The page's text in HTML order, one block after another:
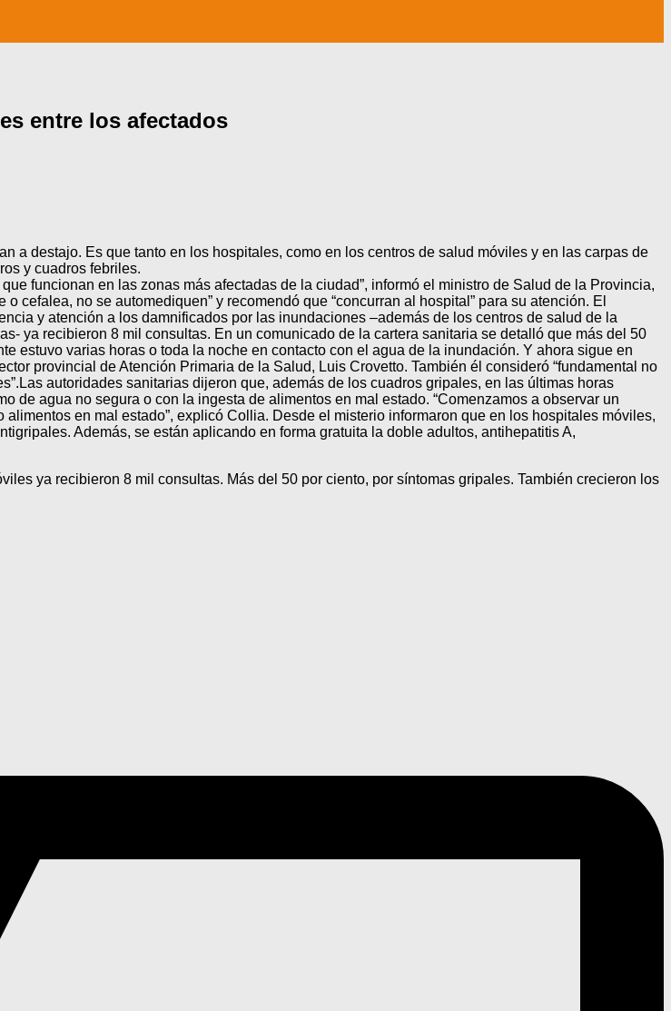
entre los afectados
a destajo. Es que tanto en los hospitales, como en los centros de salud móviles y en las carpas de
y cuadros febriles.
funcionan en las zonas más afectadas de la ciudad”, informó el ministro de Salud de la Provincia,
no se automediquen” y recomendó que “concurran al hospital” para su atención. El
y atención a los damnificados por las inundaciones –además de los centros de salud de la
ya recibieron 8 mil consultas. En un comunicado de la cartera sanitaria se detalló que más del 50
estuvo varias horas o toda la noche en contacto con el agua de la inundación. Y ahora sigue en
provincial de Atención Primaria de la Salud, Luis Crovetto. También él consideró “fundamental no
autoridades sanitarias dijeron que, además de los cuadros gripales, en las últimas horas
agua no segura o con la ingesta de alimentos en mal estado. “Comenzamos a observar un
en mal estado”, explicó Collia. Desde el misterio informaron que en los hospitales móviles,
Además, se están aplicando en forma gratuita la doble adultos, antihepatitis A,
ya recibieron 8 mil consultas. Más del 50 por ciento, por síntomas gripales. También crecieron los